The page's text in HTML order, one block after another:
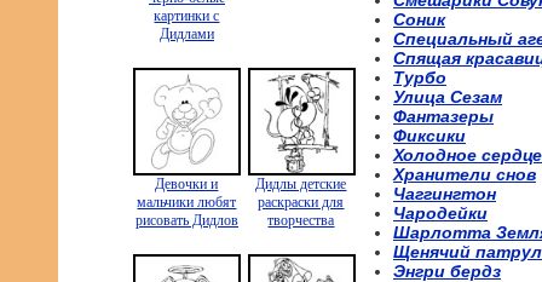
картинки с
Дидлами
Девочки и
мальчики любят
рисовать Дидлов
Дидлы детские
раскраски для
творчества
Соник
Специальный
Спящая
Турбо
Улица Сезам
Фантазеры
Фиксики
Холодное сердце
Хранители снов
Чаггингтон
Чародейки
Шарлотта
Щенячий
Энгри бердз